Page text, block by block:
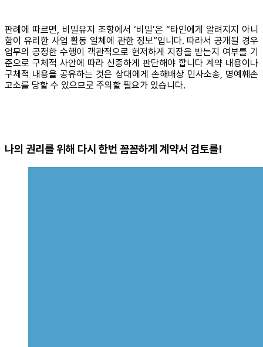
판례에 따르면, 비밀유지 조항에서 ‘비밀’은 “타인에게 알려지지 아니
함이 유리한 사업 활동 일체에 관한 정보”입니다. 따라서 공개될 경우
업무의 공정한 수행이 객관적으로 현저하게 지장을 받는지 여부를 기
준으로 구체적 사안에 따라 신중하게 판단해야 합니다 계약 내용이나
구체적 내용을 공유하는 것은 상대에게 손해배상 민사소송, 명예훼손
고소를 당할 수 있으므로 주의할 필요가 있습니다.
나의 권리를 위해 다시 한번 꼼꼼하게 계약서 검토를!